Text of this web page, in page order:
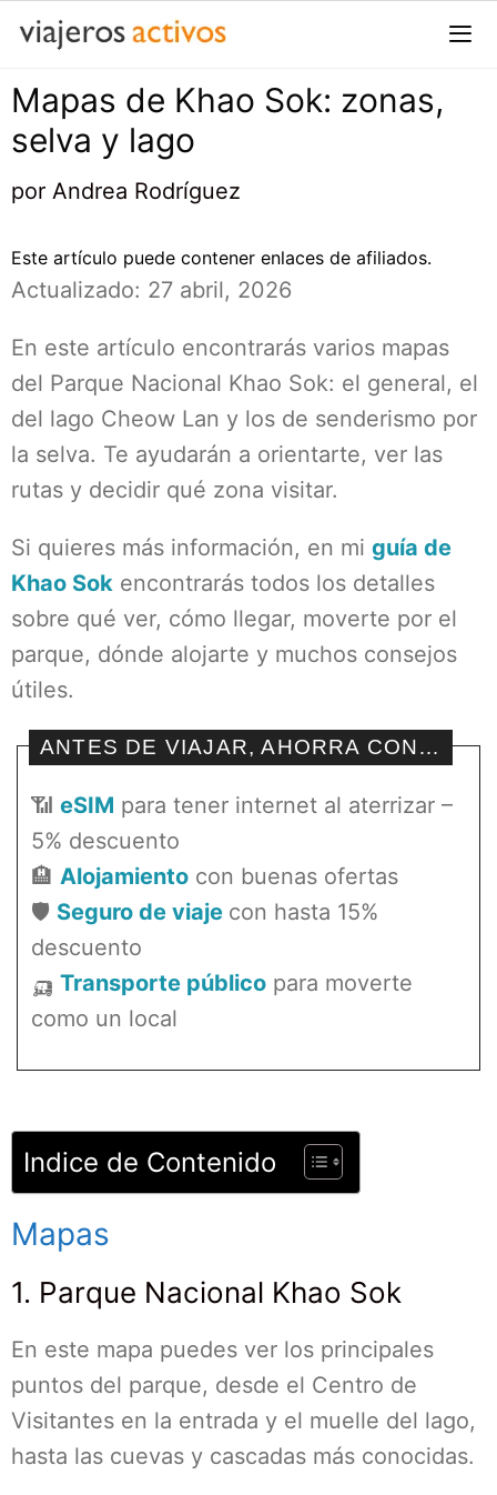
Saltar
contenido
Mapas de Khao Sok: zonas,
selva y lago
por Andrea Rodríguez
Este artículo puede contener enlaces de afiliados.
Actualizado: 27 abril, 2026
En este artículo encontrarás varios mapas
del Parque Nacional Khao Sok: el general, el
del lago Cheow Lan y los de senderismo por
la selva. Te ayudarán a orientarte, ver las
rutas y decidir qué zona visitar.
Si quieres más información, en mi guía de
Khao Sok encontrarás todos los detalles
sobre qué ver, cómo llegar, moverte por el
parque, dónde alojarte y muchos consejos
útiles.
ANTES DE VIAJAR, AHORRA CON…
📶 eSIM para tener internet al aterrizar –
5% descuento
🏨 Alojamiento con buenas ofertas
🛡️ Seguro de viaje con hasta 15%
descuento
🛺 Transporte público para moverte
como un local
Indice de Contenido
Mapas
1. Parque Nacional Khao Sok
En este mapa puedes ver los principales
puntos del parque, desde el Centro de
Visitantes en la entrada y el muelle del lago,
hasta las cuevas y cascadas más conocidas.